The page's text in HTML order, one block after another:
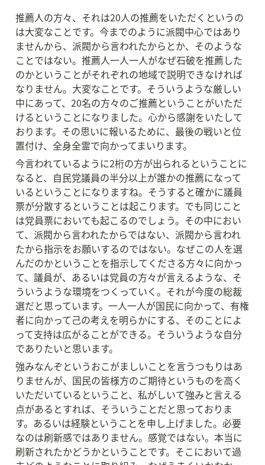
推薦人の方々、それは20人の推薦をいただくというの
は大変なことです。今までのように派閥中心ではあり
ませんから、派閥から言われたからとか、そのような
ことではない。推薦人一人一人がなぜ石破を推薦した
のかということがそれぞれの地域で説明できなければ
なりません。大変なことです。そういうような厳しい
中にあって、20名の方々のご推薦ということがいただ
けるということになりました。心から感謝をいたして
おります。その思いに報いるために、最後の戦いと位
置付け、全身全霊で向かってまいります。
今言われているように2桁の方が出られるということに
なると、自民党議員の半分以上が誰かの推薦になって
いるということになりますね。そうすると確かに議員
票が分散するということは起こります。でも同じこと
は党員票においても起こるのでしょう。その中におい
て、派閥から言われたからではない、派閥から言われ
たから指示をお願いするのではない。なぜこの人を選
んだのかということを指示してくださる方々に向かっ
て、議員が、あるいは党員の方々が言えるような、そ
ういうような環境をつくっていく。それが今度の総裁
選だと思っています。一人一人が国民に向かって、有権
者に向かって己の考えを明らかにする、そのことによ
って支持は広がることができる。そういうような自分
でありたいと思います。
強みなんぞというおこがましいことを言うつもりはあ
りませんが、国民の皆様方のご期待というものを高く
いただいているということ、私がしいて強みと言える
点があるとすれば、そういうことだと思っておりま
す。あるいは経験ということを申し上げました。必要
なのは刷新感ではありません。感覚ではない。本当に
刷新されたかどうかということです。そこにおいて過